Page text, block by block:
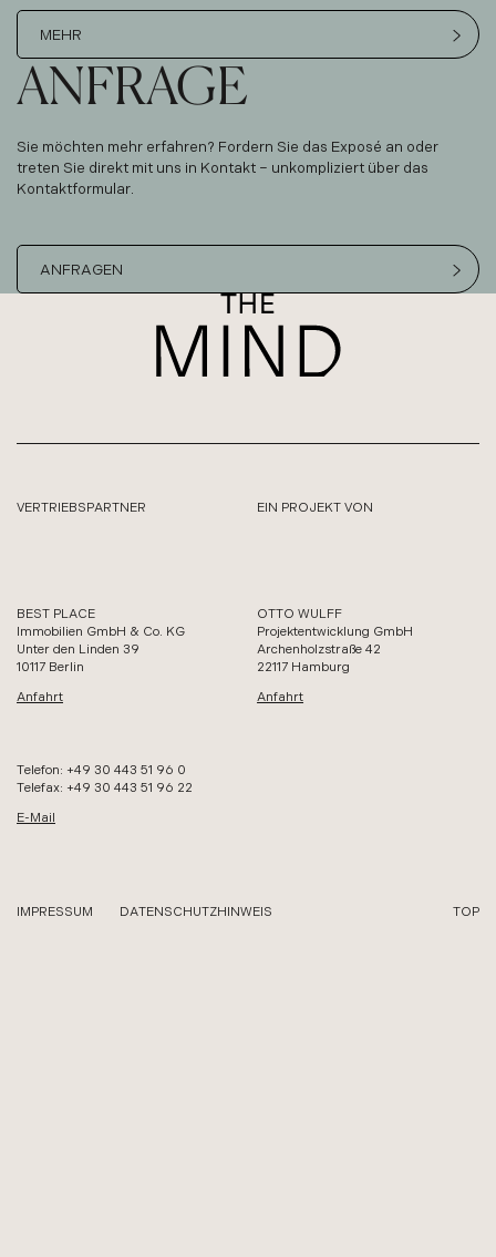
MEHR
ANFRAGE
Sie möchten mehr erfahren? Fordern Sie das Exposé an oder
treten Sie direkt mit uns in Kontakt – unkompliziert über das
Kontaktformular.
ANFRAGEN
VERTRIEBSPARTNER
BEST PLACE
Immobilien GmbH & Co. KG
Unter den Linden 39
10117 Berlin
Anfahrt
Telefon: +49 30 443 51 96 0
Telefax: +49 30 443 51 96 22
E-Mail
EIN PROJEKT VON
OTTO WULFF
Projektentwicklung GmbH
Archenholzstraße 42
22117 Hamburg
Anfahrt
IMPRESSUM DATENSCHUTZHINWEIS TOP